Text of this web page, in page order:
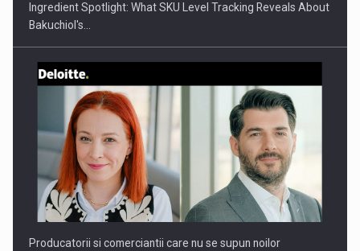
Webinar - Business Evolution-RETHINK STRATEGY-Finantare
Investitii Digitalizare
Ingredient Spotlight: What SKU Level Tracking Reveals About
Bakuchiol's…
Producatorii si comerciantii care nu se supun noilor